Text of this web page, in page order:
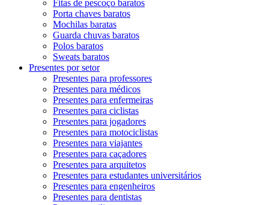
Fitas de pescoço baratos
Porta chaves baratos
Mochilas baratas
Guarda chuvas baratos
Polos baratos
Sweats baratos
Presentes por setor
Presentes para professores
Presentes para médicos
Presentes para enfermeiras
Presentes para ciclistas
Presentes para jogadores
Presentes para motociclistas
Presentes para viajantes
Presentes para caçadores
Presentes para arquitetos
Presentes para estudantes universitários
Presentes para engenheiros
Presentes para dentistas